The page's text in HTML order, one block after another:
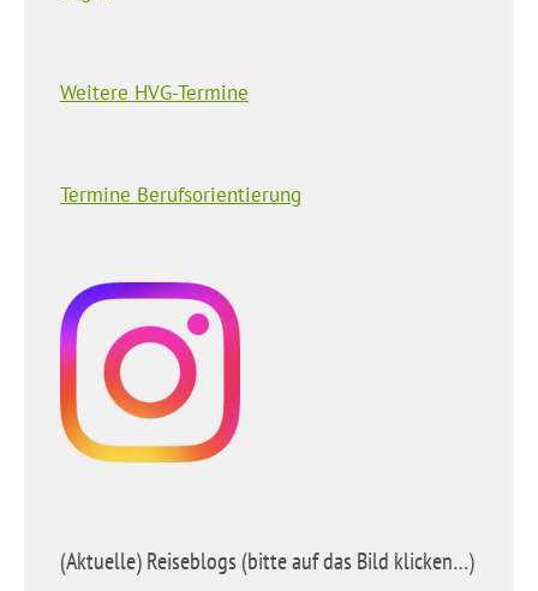
Weitere HVG-Termine
Termine Berufsorientierung
(Aktuelle) Reiseblogs (bitte auf das Bild klicken…)